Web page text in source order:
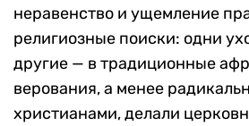
неравенство и ущемление
религиозные поиски: одни
другие — в традиционные
верования, а менее
христианами, делали